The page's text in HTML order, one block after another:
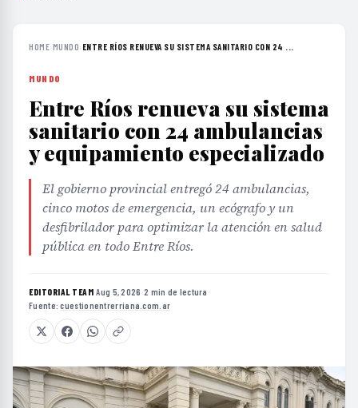
HOME›MUNDO› ENTRE RÍOS RENUEVA SU SISTEMA SANITARIO CON 24 ...
MUNDO
Entre Ríos renueva su sistema
sanitario con 24 ambulancias
y equipamiento especializado
El gobierno provincial entregó 24 ambulancias,
cinco motos de emergencia, un ecógrafo y un
desfibrilador para optimizar la atención en salud
pública en todo Entre Ríos.
EDITORIAL TEAM·Aug 5, 2026 ·2 min de lectura ·
Fuente:cuestionentrerriana.com.ar